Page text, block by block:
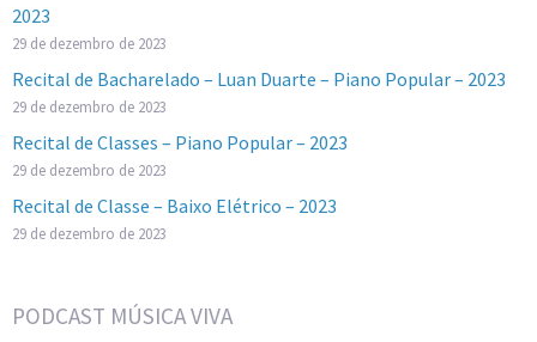
2023
29 de dezembro de 2023
Recital de Bacharelado – Luan Duarte – Piano Popular – 2023
29 de dezembro de 2023
Recital de Classes – Piano Popular – 2023
29 de dezembro de 2023
Recital de Classe – Baixo Elétrico – 2023
29 de dezembro de 2023
PODCAST MÚSICA VIVA